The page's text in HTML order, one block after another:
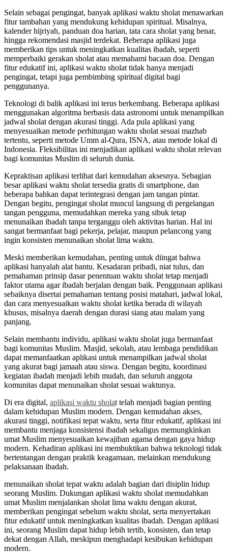
Selain sebagai pengingat, banyak aplikasi waktu sholat menawarkan
fitur tambahan yang mendukung kehidupan spiritual. Misalnya,
kalender hijriyah, panduan doa harian, tata cara sholat yang benar,
hingga rekomendasi masjid terdekat. Beberapa aplikasi juga
memberikan tips untuk meningkatkan kualitas ibadah, seperti
memperbaiki gerakan sholat atau memahami bacaan doa. Dengan
fitur edukatif ini, aplikasi waktu sholat tidak hanya menjadi
pengingat, tetapi juga pembimbing spiritual digital bagi
penggunanya.
Teknologi di balik aplikasi ini terus berkembang. Beberapa aplikasi
menggunakan algoritma berbasis data astronomi untuk menampilkan
jadwal sholat dengan akurasi tinggi. Ada pula aplikasi yang
menyesuaikan metode perhitungan waktu sholat sesuai mazhab
tertentu, seperti metode Umm al-Qura, ISNA, atau metode lokal di
Indonesia. Fleksibilitas ini menjadikan aplikasi waktu sholat relevan
bagi komunitas Muslim di seluruh dunia.
Kepraktisan aplikasi terlihat dari kemudahan aksesnya. Sebagian
besar aplikasi waktu sholat tersedia gratis di smartphone, dan
beberapa bahkan dapat terintegrasi dengan jam tangan pintar.
Dengan begitu, pengingat sholat muncul langsung di pergelangan
tangan pengguna, memudahkan mereka yang sibuk tetap
menunaikan ibadah tanpa terganggu oleh aktivitas harian. Hal ini
sangat bermanfaat bagi pekerja, pelajar, maupun pelancong yang
ingin konsisten menunaikan sholat lima waktu.
Meski memberikan kemudahan, penting untuk diingat bahwa
aplikasi hanyalah alat bantu. Kesadaran pribadi, niat tulus, dan
pemahaman prinsip dasar penentuan waktu sholat tetap menjadi
faktor utama agar ibadah berjalan dengan baik. Penggunaan aplikasi
sebaiknya disertai pemahaman tentang posisi matahari, jadwal lokal,
dan cara menyesuaikan waktu sholat ketika berada di wilayah
khusus, misalnya daerah dengan durasi siang atau malam yang
panjang.
Selain membantu individu, aplikasi waktu sholat juga bermanfaat
bagi komunitas Muslim. Masjid, sekolah, atau lembaga pendidikan
dapat memanfaatkan aplikasi untuk menampilkan jadwal sholat
yang akurat bagi jamaah atau siswa. Dengan begitu, koordinasi
kegiatan ibadah menjadi lebih mudah, dan seluruh anggota
komunitas dapat menunaikan sholat sesuai waktunya.
Di era digital, aplikasi waktu sholat telah menjadi bagian penting
dalam kehidupan Muslim modern. Dengan kemudahan akses,
akurasi tinggi, notifikasi tepat waktu, serta fitur edukatif, aplikasi ini
membantu menjaga konsistensi ibadah sekaligus memungkinkan
umat Muslim menyesuaikan kewajiban agama dengan gaya hidup
modern. Kehadiran aplikasi ini membuktikan bahwa teknologi tidak
bertentangan dengan praktik keagamaan, melainkan mendukung
pelaksanaan ibadah.
menunaikan sholat tepat waktu adalah bagian dari disiplin hidup
seorang Muslim. Dukungan aplikasi waktu sholat memudahkan
umat Muslim menjalankan sholat lima waktu dengan akurat,
memberikan pengingat sebelum waktu sholat, serta menyertakan
fitur edukatif untuk meningkatkan kualitas ibadah. Dengan aplikasi
ini, seorang Muslim dapat hidup lebih tertib, konsisten, dan tetap
dekat dengan Allah, meskipun menghadapi kesibukan kehidupan
modern.